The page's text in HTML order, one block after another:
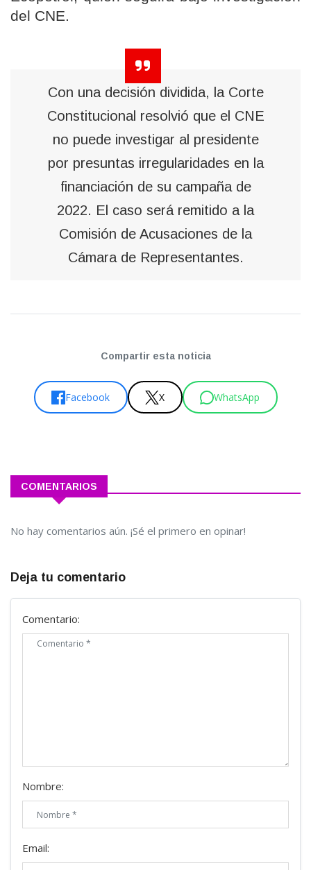
del CNE.
Con una decisión dividida, la Corte
Constitucional resolvió que el CNE
no puede investigar al presidente
por presuntas irregularidades en la
financiación de su campaña de
2022. El caso será remitido a la
Comisión de Acusaciones de la
Cámara de Representantes.
Compartir esta noticia
Facebook X WhatsApp
COMENTARIOS
No hay comentarios aún. ¡Sé el primero en opinar!
Deja tu comentario
Comentario:
Nombre:
Email: